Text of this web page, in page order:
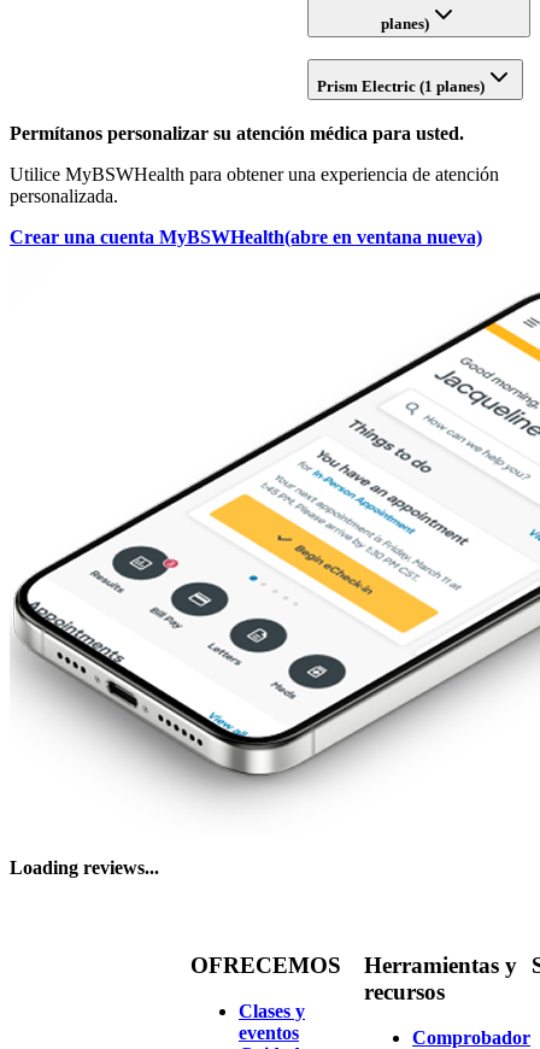
planes)
Prism Electric (1 planes)
Permítanos personalizar su atención médica para usted.
Utilice MyBSWHealth para obtener una experiencia de atención
personalizada.
Crear una cuenta MyBSWHealth(abre en ventana nueva)
Loading reviews...
OFRECEMOS
Clases y
eventos
Herramientas y
recursos
Comprobador